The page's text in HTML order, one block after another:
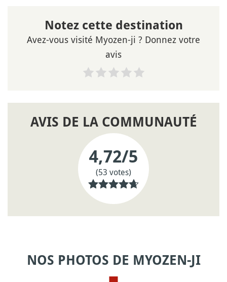
Notez cette destination
Avez-vous visité Myozen-ji ? Donnez votre
avis
AVIS DE LA COMMUNAUTÉ
4,72/5
(53 votes)
NOS PHOTOS DE MYOZEN-JI